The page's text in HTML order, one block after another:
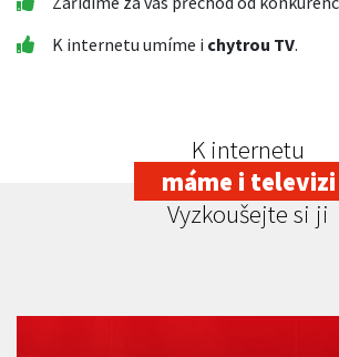
K internetu umíme i chytrou TV.
K internetu
máme i televizi
Vyzkoušejte si ji